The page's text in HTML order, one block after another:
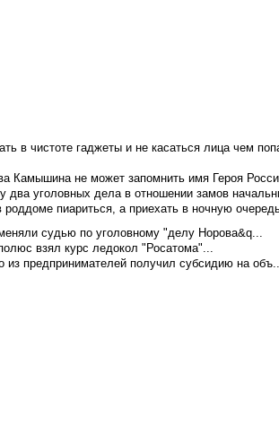
в чистоте гаджеты и не касаться лица чем
Камышина не может запомнить имя Героя
уголовных дела в отношении замов
пиариться, а приехать в ночную
судью по уголовному "делу Норова&q...
взял курс ледокол "Росатома"...
предпринимателей получил субсидию на